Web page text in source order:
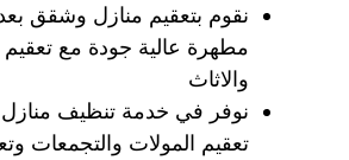
نقوم بتعقيم منازل وشقق بعد
مطهرة عالية جودة مع
والاثاث
نوفر في خدمة تنظيف
تعقيم المولات والتجمعات